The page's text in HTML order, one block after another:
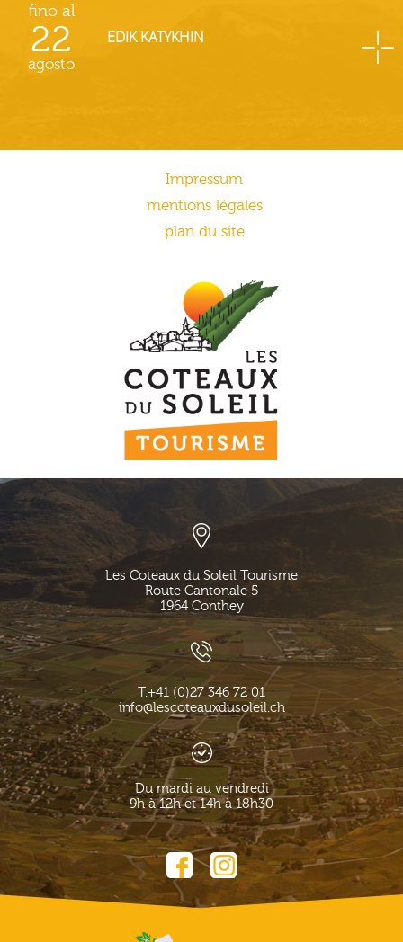
fino al
22
agosto
EDIK KATYKHIN
Impressum
mentions légales
plan du site
Les Coteaux du Soleil Tourisme
Route Cantonale 5
1964 Conthey
T.+41 (0)27 346 72 01
info@lescoteauxdusoleil.ch
Du mardi au vendredi
9h à 12h et 14h à 18h30